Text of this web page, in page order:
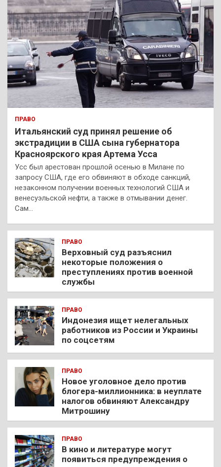
ПРАВО
Итальянский суд принял решение об
экстрадиции в США сына губернатора
Красноярского края Артема Усса
Усс был арестован прошлой осенью в Милане по
запросу США, где его обвиняют в обходе санкций,
незаконном получении военных технологий США и
венесуэльской нефти, а также в отмывании денег.
Сам…
ПРАВО
Верховный суд разъяснил
некоторые положения о
преступлениях против военной
службы
ПРАВО
Индонезия ищет нелегальных
работников из России и Украины
по соцсетям
ПРАВО
Новое уголовное дело против
блогера-миллионника: в неуплате
налогов обвиняют Александру
Митрошину
ПРАВО
В кино и литературе могут
появиться предупреждения о